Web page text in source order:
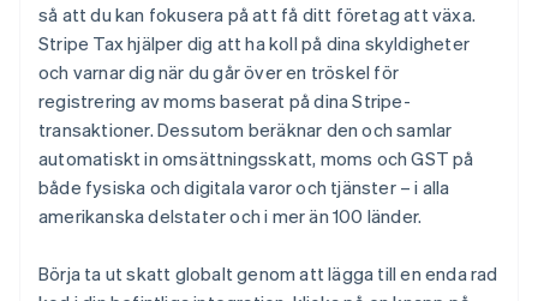
så att du kan fokusera på att få ditt företag att växa.
Stripe Tax hjälper dig att ha koll på dina skyldigheter
och varnar dig när du går över en tröskel för
registrering av moms baserat på dina Stripe-
transaktioner. Dessutom beräknar den och samlar
automatiskt in omsättningsskatt, moms och GST på
både fysiska och digitala varor och tjänster – i alla
amerikanska delstater och i mer än 100 länder.
Börja ta ut skatt globalt genom att lägga till en enda rad